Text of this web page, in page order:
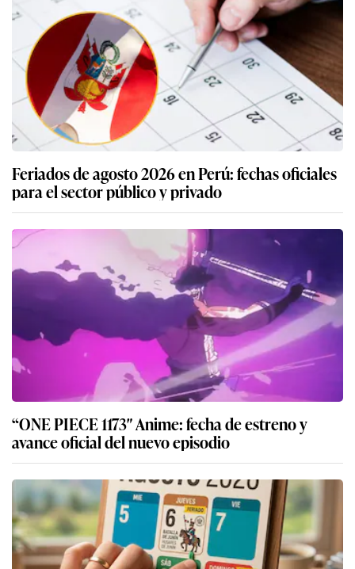
Feriados de agosto 2026 en Perú: fechas oficiales
para el sector público y privado
“ONE PIECE 1173″ Anime: fecha de estreno y
avance oficial del nuevo episodio